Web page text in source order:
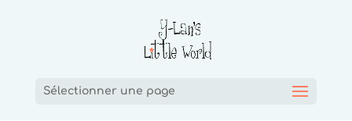
Sélectionner une page